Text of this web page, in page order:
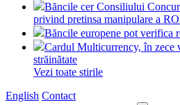
Băncile cer Consiliului
privind pretinsa manipulare a
Băncile europene pot verifica
Cardul Multicurrency, în zece
străinătate
Vezi toate stirile
English Contact